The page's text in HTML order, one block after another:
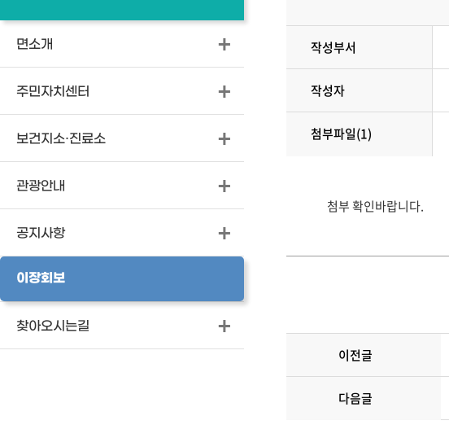
면소개
주민자치센터
보건지소·진료소
관광안내
공지사항
이장회보
찾아오시는길
작성부서
작성자
첨부파일(1)
첨부 확인바랍니다.
이전글
다음글